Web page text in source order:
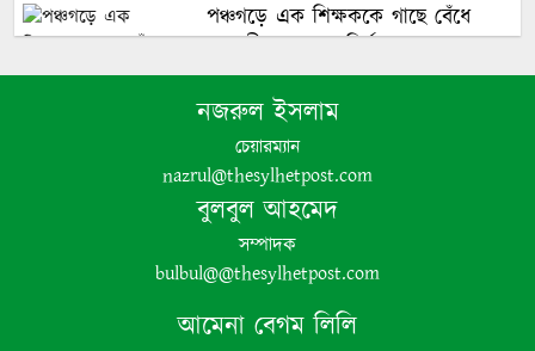
পঞ্চগড়ে এক শিক্ষককে গাছে বেঁধে
মধ্যযুগীয় কায়দায় নির্যাতন, থানায়
এজাহার দায়ের
শেখ হাসিনার দুঃসাহসিক ডিসেম্বর
অভিযাত্রা সরকার কী তাকে ঠেকাতে
পারবে ||
হবিগঞ্জে ভারতীয় অবৈধ পণ্য আটক
নজরুল ইসলাম
চেয়ারম্যান
nazrul@thesylhetpost.com
বুলবুল আহমেদ
সম্পাদক
bulbul@@thesylhetpost.com
আমেনা বেগম লিলি